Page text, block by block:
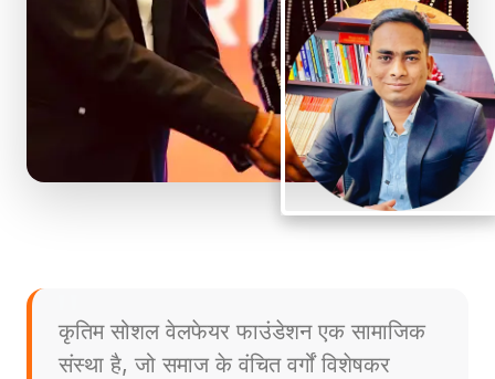
कृतिम सोशल वेलफेयर फाउंडेशन एक सामाजिक
संस्था है, जो समाज के वंचित वर्गों विशेषकर